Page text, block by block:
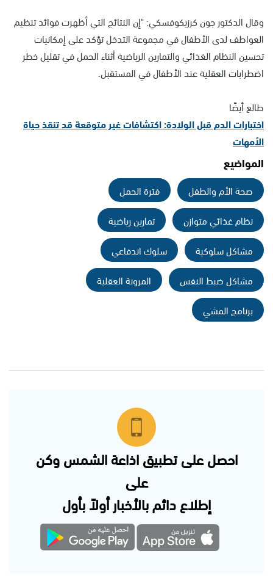
وقال الدكتور جون كرزيكوفسكي: "إن النتائج التي أظهرت فوائد تنظيم
العواطف لدى الأطفال في مجموعة التدخل تؤكد على إمكانيات
تحسين النظام الغذائي والتمارين الرياضية أثناء الحمل في تقليل خطر
اضطرابات العقلية عند الأطفال في المستقبل.
طالع أيضًا
اختبارات الدم قبل الولادة: اكتشافات غير متوقعة قد تنقذ حياة
الأمهات
المواضيع
صحة الأم والطفل
فترة الحمل
نظام غذائي متوازن
تمارين رياضية
مشاكل سلوكية
سلوك اندفاعي
مشاكل ضبط النفس
المرونة العقلية
برنامج المشي
احصل على تطبيق اذاعة الشمس وكن
على
إطلاع دائم بالأخبار أولاً بأول